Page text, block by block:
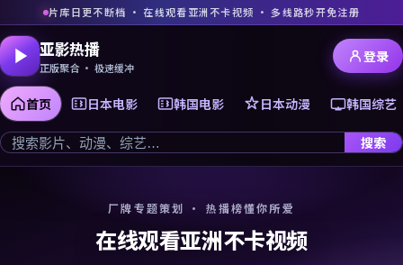
片库日更不断档 · 在线观看亚洲不卡视频 · 多线路秒开免注册
亚影热播
正版聚合 · 极速缓冲
首页 日本电影 韩国电影 日本动漫 韩国综艺
搜索
登录
厂牌专题策划 · 热播榜懂你所爱
在线观看亚洲不卡视频